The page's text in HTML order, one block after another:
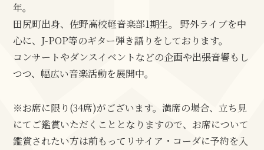
年。
田尻町出身、佐野高校軽音楽部1期生。 野外ライブを中
心に、J-POP等のギター弾き語りをしております。
コンサートやダンスイベントなどの企画や出張音響もし
つつ、幅広い音楽活動を展開中。
※お席に限り(34席)がございます。満席の場合、立ち見
にてご鑑賞いただくこととなりますので、お席について
鑑賞されたい方は前もってリサイア・コーダに予約を入